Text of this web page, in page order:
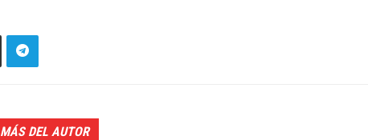
MÁS DEL AUTOR